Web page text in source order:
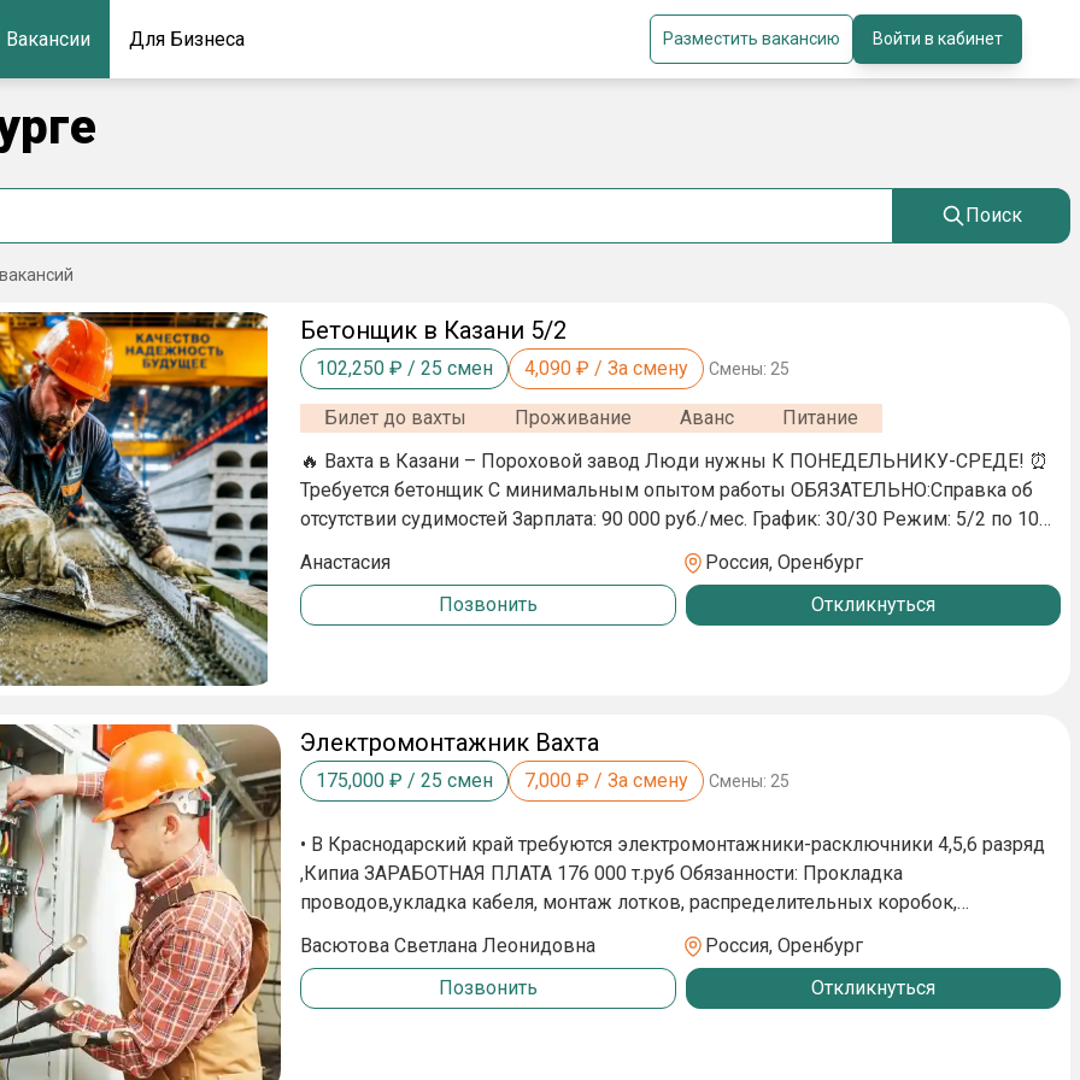
Вакансии Для Бизнеса Разместить вакансию Войти в кабинет
Поиск
вакансий
Бетонщик в Казани 5/2
102,250 ₽ / 25 смен 4,090 ₽ / За смену Смены: 25
Билет до вахты Проживание Аванс
Питание
🔥 Вахта в Казани – Пороховой завод Люди нужны К ПОНЕДЕЛЬНИКУ-СРЕДЕ! ⏰
Требуется бетонщик С минимальным опытом работы ОБЯЗАТЕЛЬНО:Справка об
отсутствии судимостей Зарплата: 90 000 руб./мес. График: 30/30 Режим: 5/2 по 10
в уютной квартире ✅ Суточные – 500 руб./день ✅ Спецодежда – за счёт компании
✅ Билеты на вахту и обратно – оплачиваем
Анастасия
Россия, Оренбург
Позвонить
Откликнуться
Электромонтажник Вахта
175,000 ₽ / 25 смен 7,000 ₽ / За смену Смены: 25
• В Краснодарский край требуются электромонтажники-расключники 4,5,6 разряд
,Кипиа ЗАРАБОТНАЯ ПЛАТА 176 000 т.руб Обязанности: Пpoкладкa
прoводoв,укладкa кaбeля, мoнтаж лoтков, рaспрeдeлительныx кoрoбок,
oсветительныx пpибоpoв, poзеток выключатeлeй, переключaтeлeй монтaжнoй
полoсы, кабель-канала ЭЛЕКТОРМОНТАЖНИКИ : Заработная плата 163 000тыс.руб
Обязанности: Mонтаж кабeльныx кoнстpукций ( лотки, мeталличeскиe pукaвa,
Васютова Светлана Леонидовна
Россия, Оренбург
Позвонить
Откликнуться